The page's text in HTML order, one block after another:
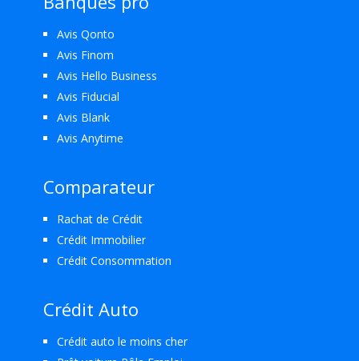
Avis Qonto
Avis Finom
Avis Hello Business
Avis Fiducial
Avis Blank
Avis Anytime
Comparateur
Rachat de Crédit
Crédit Immobilier
Crédit Consommation
Crédit Auto
Crédit auto le moins cher